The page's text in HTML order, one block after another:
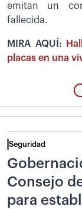
emitan un
fallecida.
MIRA AQUÍ:
placas en una
Seguridad
Consejo
para